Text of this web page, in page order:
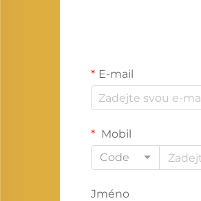
E-mail
Mobil
Code
Jméno